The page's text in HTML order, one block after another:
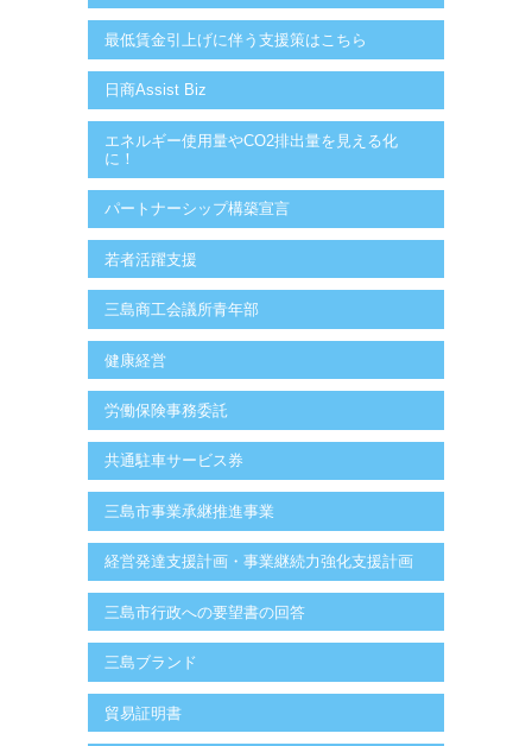
最低賃金引上げに伴う支援策はこちら
日商Assist Biz
エネルギー使用量やCO2排出量を見える化
に！
パートナーシップ構築宣言
若者活躍支援
三島商工会議所青年部
健康経営
労働保険事務委託
共通駐車サービス券
三島市事業承継推進事業
経営発達支援計画・事業継続力強化支援計画
三島市行政への要望書の回答
三島ブランド
貿易証明書